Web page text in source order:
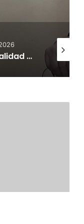
y
Municipalidad de Temuco y Ejército de Chile entregan 130 fardos de alimento animal donados por Sofo para damnificados de sectores rurales
agosto 7,